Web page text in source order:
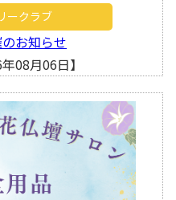
ークラブ
お知らせ
08月06日】